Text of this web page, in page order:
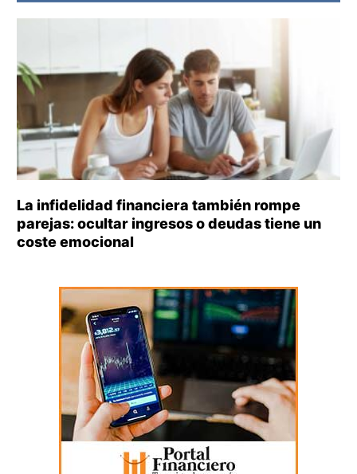
La infidelidad financiera también rompe
parejas: ocultar ingresos o deudas tiene un
coste emocional